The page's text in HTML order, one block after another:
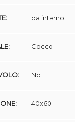
da interno
Cocco
No
40x60